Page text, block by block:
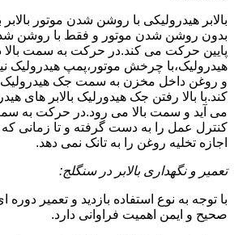
بالابر هیدرولیکی با روشن شدن موتور
بدون روشن شدن موتور و فقط با روشن
پایین حرکت می کند.در حرکت به سمت بالا
هیدرولیک،با چرخش موتور،پمپ هیدرولیک
و روغن داخل مخزن به سمت جک هیدرولیک
کند.با بالا رفتن جک هیدورلیک بالابر های
می آید و سمت بالا می رود.در حرکت به
کنترل عمل را به دست گرفته و تا زمانی که
اجازه تخلیه روغن را به تانک نمی دهد.
تعمیر و نگهداری بالابر در سنگلج:
با توجه به نوع استفاده بازدید و تعمیر دوره
صحیح و ایمن اهمیت فراوانی دارد.